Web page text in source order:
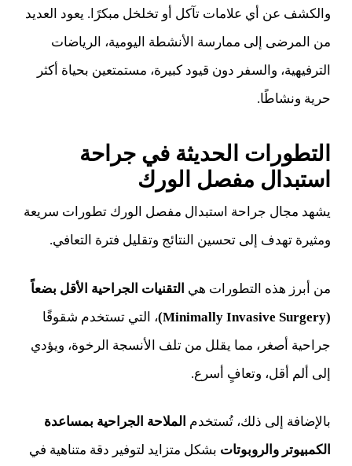
والكشف عن أي علامات تآكل أو تخلخل مبكرًا. يعود العديد
من المرضى إلى ممارسة الأنشطة اليومية، الرياضات
الترفيهية، والسفر دون قيود كبيرة، مستمتعين بحياة أكثر
حرية ونشاطًا.
التطورات الحديثة في جراحة
استبدال مفصل الورك
يشهد مجال جراحة استبدال مفصل الورك تطورات سريعة
ومثيرة تهدف إلى تحسين النتائج وتقليل فترة التعافي.
من أبرز هذه التطورات هي التقنيات الجراحية الأقل بضعاً
(Minimally Invasive Surgery)
، التي تستخدم شقوقًا
جراحية أصغر، مما يقلل من تلف الأنسجة الرخوة، ويؤدي
إلى ألم أقل، وتعافٍ أسرع.
بالإضافة إلى ذلك، تُستخدم الملاحة الجراحية بمساعدة
الكمبيوتر والروبوتات بشكل متزايد لتوفير دقة متناهية في